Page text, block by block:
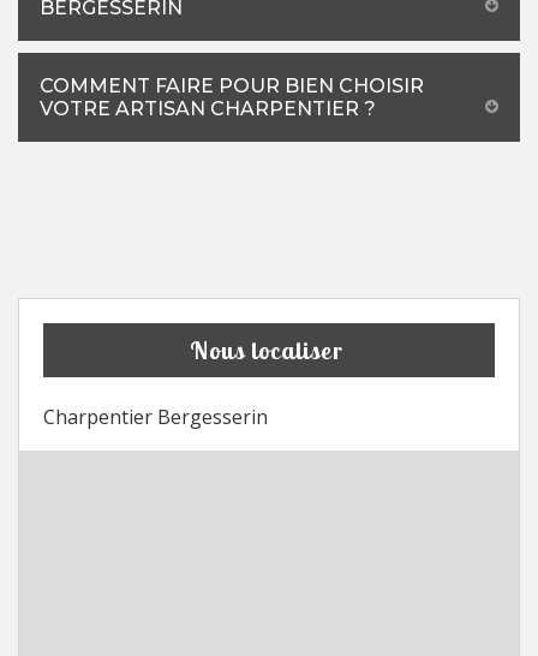
BERGESSERIN
COMMENT FAIRE POUR BIEN CHOISIR
VOTRE ARTISAN CHARPENTIER ?
Nous localiser
Charpentier Bergesserin